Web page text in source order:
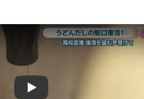
Play